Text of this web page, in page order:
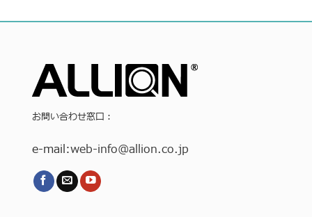
お問い合わせ窓口：
e-mail:web-info@allion.co.jp